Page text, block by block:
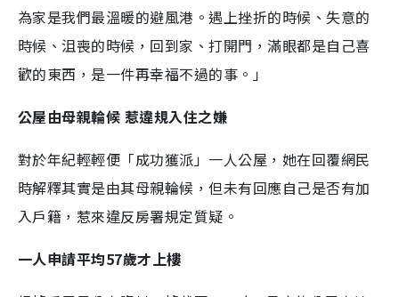
為家是我們最溫暖的避風港。遇上挫折的時候、失意的
時候、沮喪的時候，回到家、打開門，滿眼都是自己喜
歡的東西，是一件再幸福不過的事。」
公屋由母親輪候 惹違規入住之嫌
對於年紀輕輕便「成功獲派」一人公屋，她在回覆網民
時解釋其實是由其母親輪候，但未有回應自己是否有加
入戶籍，惹來違反房署規定質疑。
一人申請平均57歲才上樓